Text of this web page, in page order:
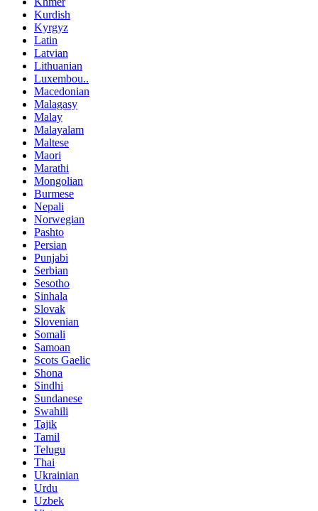
Kurdish
Kyrgyz
Latin
Latvian
Lithuanian
Luxembou..
Macedonian
Malagasy
Malay
Malayalam
Maltese
Maori
Marathi
Mongolian
Burmese
Nepali
Norwegian
Pashto
Persian
Punjabi
Serbian
Sesotho
Sinhala
Slovak
Slovenian
Somali
Samoan
Scots Gaelic
Shona
Sindhi
Sundanese
Swahili
Tajik
Tamil
Telugu
Thai
Ukrainian
Urdu
Uzbek